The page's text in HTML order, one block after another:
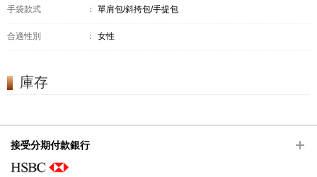
手袋款式 ： 單肩包/斜挎包/手提包
合適性別 ： 女性
庫存
接受分期付款銀行